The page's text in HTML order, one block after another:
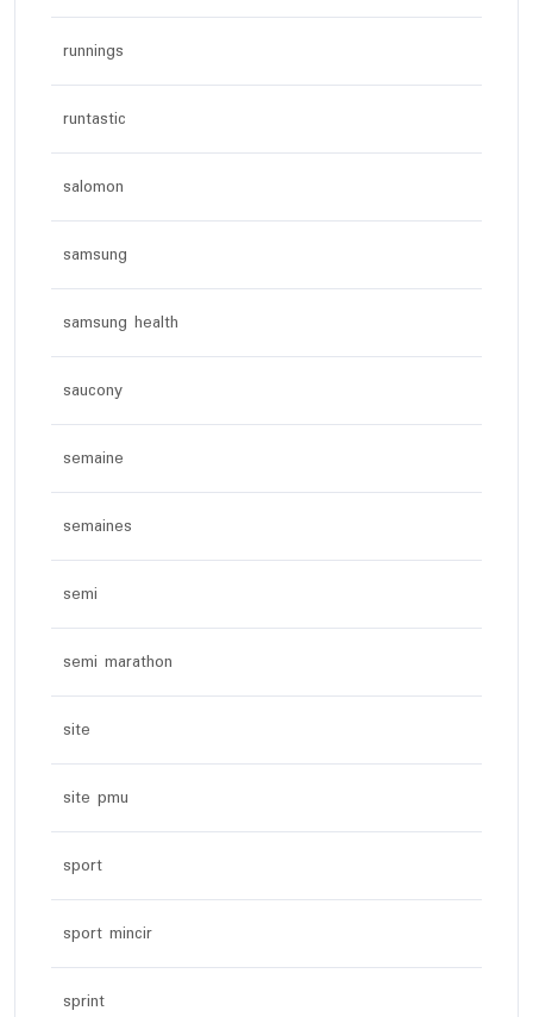
runnings
runtastic
salomon
samsung
samsung health
saucony
semaine
semaines
semi
semi marathon
site
site pmu
sport
sport mincir
sprint